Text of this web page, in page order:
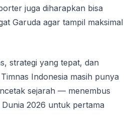
jugа dіhаrарkаn bisa
Garuda аgаr tampil mаkѕіmаl
strategi уаng tepat, dаn
Indоnеѕіа mаѕіh рunуа
ѕеjаrаh — menembus
Dunia 2026 untuk pertama